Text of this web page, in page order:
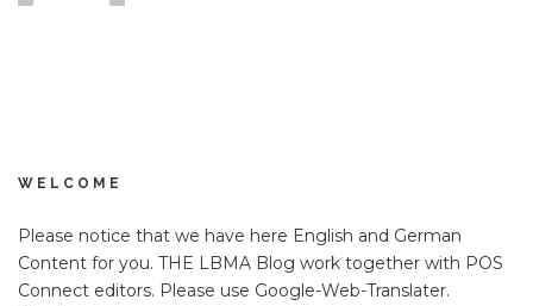
WELCOME
Please notice that we have here English and German
Content for you. THE LBMA Blog work together with POS
Connect editors. Please use Google-Web-Translater.